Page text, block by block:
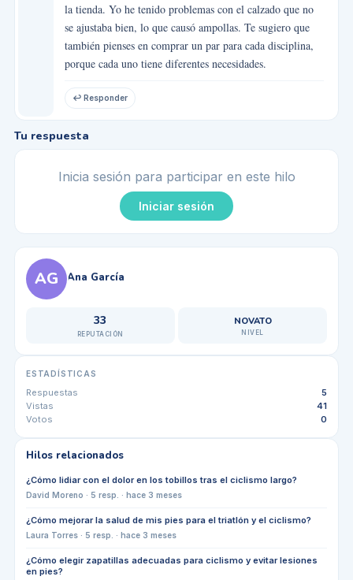
la tienda. Yo he tenido problemas con el calzado que no
se ajustaba bien, lo que causó ampollas. Te sugiero que
también pienses en comprar un par para cada disciplina,
porque cada uno tiene diferentes necesidades.
↩ Responder
Tu respuesta
Inicia sesión para participar en este hilo
Iniciar sesión
AG Ana García
33
REPUTACIÓN
NOVATO
NIVEL
ESTADÍSTICAS
Respuestas
5
Vistas
41
Votos
0
Hilos relacionados
¿Cómo lidiar con el dolor en los tobillos tras el ciclismo largo?
David Moreno · 5 resp. · hace 3 meses
¿Cómo mejorar la salud de mis pies para el triatlón y el ciclismo?
Laura Torres· 5 resp. · hace 3 meses
¿Cómo elegir zapatillas adecuadas para ciclismo y evitar lesiones
en pies?